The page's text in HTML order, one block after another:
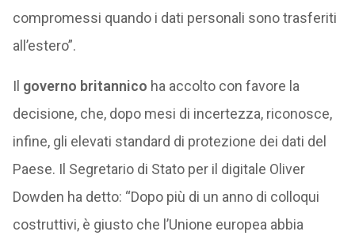
compromessi quando i dati personali sono trasferiti
all’estero”.
Il governo britannico ha accolto con favore la
decisione, che, dopo mesi di incertezza, riconosce,
infine, gli elevati standard di protezione dei dati del
Paese. Il Segretario di Stato per il digitale Oliver
Dowden ha detto: “Dopo più di un anno di colloqui
costruttivi, è giusto che l’Unione europea abbia